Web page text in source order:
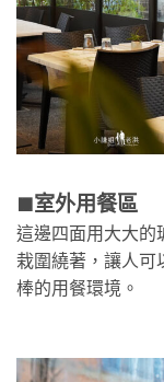
室外用餐區
這邊四面用大大的
栽圍繞著，讓人可
棒的用餐環境。